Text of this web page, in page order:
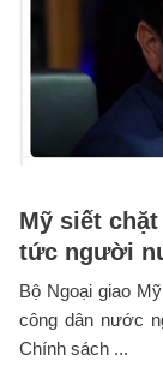
Mỹ siết
tức người
Bộ Ngoại giao
công dân nước
Chính sách ...